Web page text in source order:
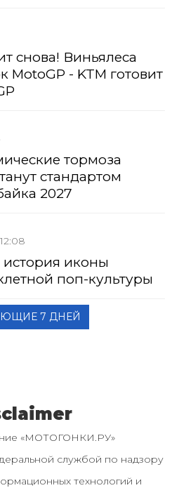
снова! Виньялеса
MotoGP - KTM готовит
тормоза
стандартом
2027
история иконы
поп-культуры
7 ДНЕЙ
«МОТОГОНКИ.РУ»
службой по надзору
технологий и